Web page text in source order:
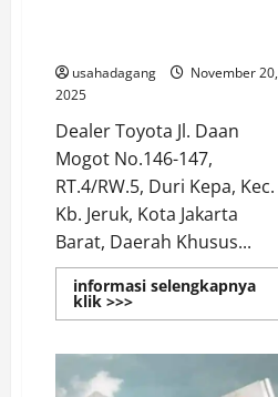
usahadagang
November 20,
2025
Dealer Toyota Jl. Daan
Mogot No.146-147,
RT.4/RW.5, Duri Kepa, Kec.
Kb. Jeruk, Kota Jakarta
Barat, Daerah Khusus...
informasi selengkapnya
klik >>>Read
more